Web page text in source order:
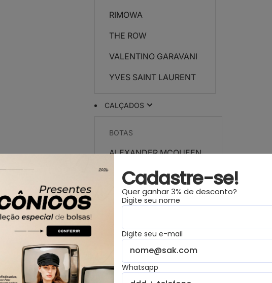
RIMOWA
THE ROW
VALENTINO GARAVANI
YVES SAINT LAURENT
CALÇADOS
BOTAS
ALEXANDER MCQUEEN
CELINE
CHANEL
FENDI
HERMÈS
LOUIS VUITTON
Cadastre-se!
Quer ganhar 3% de desconto?
Digite seu nome
Digite seu e-mail
Whatsapp